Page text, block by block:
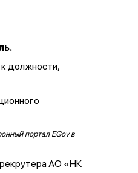
должности,
портал EGov в
рекрутера АО «НК